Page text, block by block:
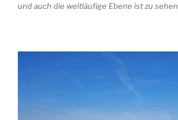
und auch die weitläufige Ebene ist zu sehen